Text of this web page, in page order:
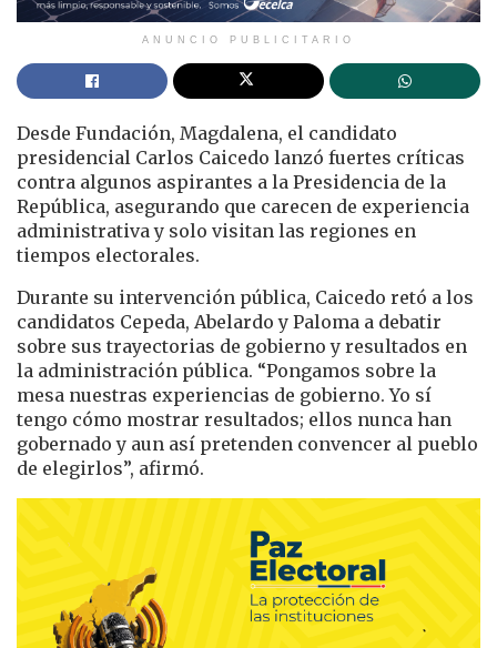
ANUNCIO PUBLICITARIO
Desde Fundación, Magdalena, el candidato
presidencial Carlos Caicedo lanzó fuertes críticas
contra algunos aspirantes a la Presidencia de la
República, asegurando que carecen de experiencia
administrativa y solo visitan las regiones en
tiempos electorales.
Durante su intervención pública, Caicedo retó a los
candidatos Cepeda, Abelardo y Paloma a debatir
sobre sus trayectorias de gobierno y resultados en
la administración pública. “Pongamos sobre la
mesa nuestras experiencias de gobierno. Yo sí
tengo cómo mostrar resultados; ellos nunca han
gobernado y aun así pretenden convencer al pueblo
de elegirlos”, afirmó.